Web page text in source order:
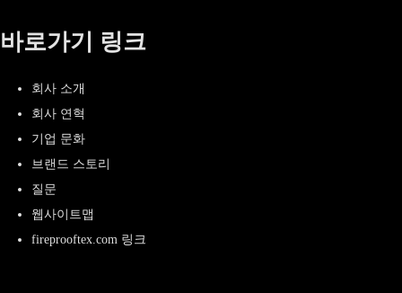
바로가기 링크
회사 소개
회사 연혁
기업 문화
브랜드 스토리
질문
웹사이트맵
fireprooftex.com 링크